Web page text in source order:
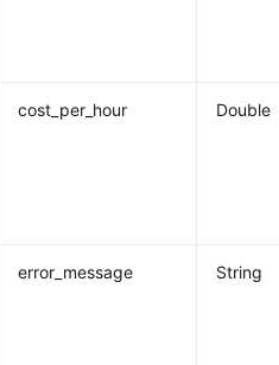
cost_per_hour Double
error_message String